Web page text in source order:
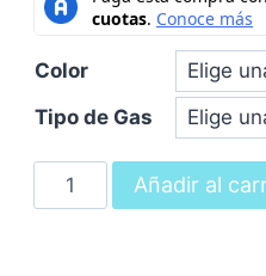
Color
Tipo de Gas
Añadir al